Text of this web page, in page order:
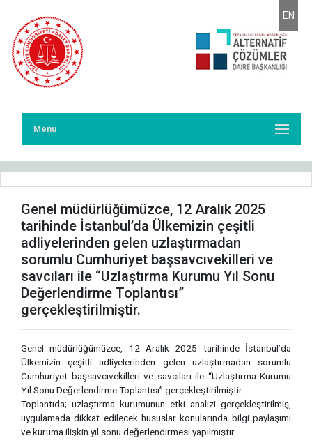
EN
Menu
Genel müdürlüğümüzce, 12 Aralık 2025
tarihinde İstanbul’da Ülkemizin çeşitli
adliyelerinden gelen uzlaştırmadan
sorumlu Cumhuriyet başsavcıvekilleri ve
savcıları ile “Uzlaştırma Kurumu Yıl Sonu
Değerlendirme Toplantısı”
gerçekleştirilmiştir.
Genel müdürlüğümüzce, 12 Aralık 2025 tarihinde İstanbul’da
Ülkemizin çeşitli adliyelerinden gelen uzlaştırmadan sorumlu
Cumhuriyet başsavcıvekilleri ve savcıları ile “Uzlaştırma Kurumu
Yıl Sonu Değerlendirme Toplantısı” gerçekleştirilmiştir.
Toplantıda; uzlaştırma kurumunun etki analizi gerçekleştirilmiş,
uygulamada dikkat edilecek hususlar konularında bilgi paylaşımı
ve kuruma ilişkin yıl sonu değerlendirmesi yapılmıştır.